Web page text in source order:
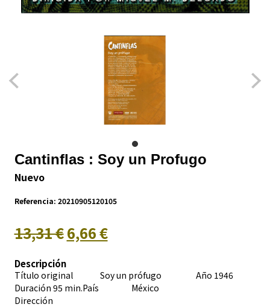
Cantinflas : Soy un Profugo
Nuevo
Referencia: 20210905120105
13,31 €6,66 €
Descripción
Título original Soy un prófugo Año 1946
Duración 95 min.País
México
Dirección